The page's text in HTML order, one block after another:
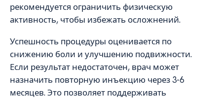
рекомендуется ограничить физическую
активность, чтобы избежать осложнений.
Успешность процедуры оценивается по
снижению боли и улучшению подвижности.
Если результат недостаточен, врач может
назначить повторную инъекцию через 3-6
месяцев. Это позволяет поддерживать